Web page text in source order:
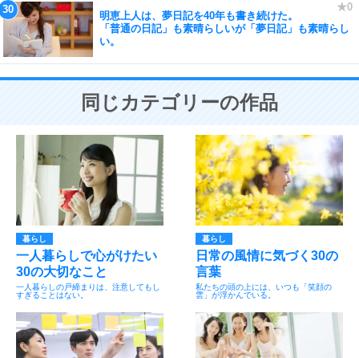
明恵上人は、夢日記を40年も書き続けた。
「普通の日記」も素晴らしいが「夢日記」も素晴らし
い。
同じカテゴリーの作品
暮らし
一人暮らしで心がけたい
30の大切なこと
一人暮らしの戸締まりは、注意してもし
すぎることはない。
暮らし
日常の風情に気づく30の
言葉
私たちの頭の上には、いつも「笑顔の
雲」が浮かんでいる。